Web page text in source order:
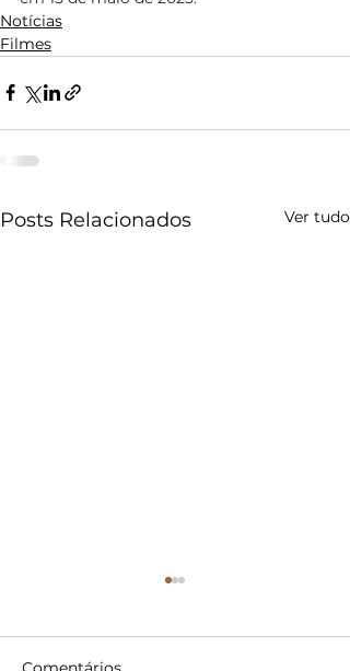
Notícias
Filmes
Posts Relacionados Ver tudo